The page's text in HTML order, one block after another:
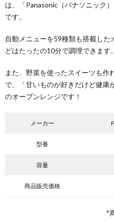
は、「Panasonic（パナソニック
です。
自動メニューを59種類も搭載し
どはたったの10分で調理できます。
また、野菜を使ったスイーツも
で、「甘いものが好きだけど健康
のオーブンレンジです！
メーカー
型番
容量
商品販売価格
*